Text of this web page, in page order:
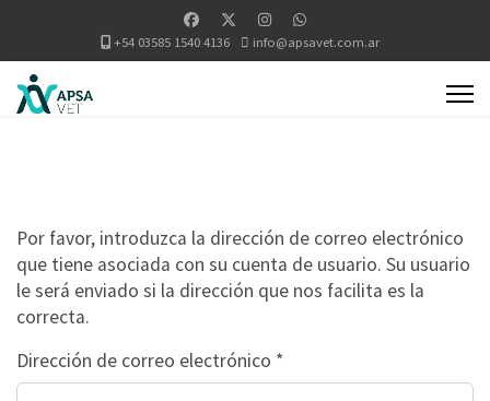
+54 03585 1540 4136 info@apsavet.com.ar
Por favor, introduzca la dirección de correo electrónico
que tiene asociada con su cuenta de usuario. Su usuario
le será enviado si la dirección que nos facilita es la
correcta.
Dirección de correo electrónico *